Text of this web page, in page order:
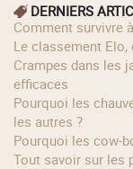
DERNIERS
Comment survivre
Le classement Elo,
Crampes dans les jambes : principales causes et solutions
efficaces
Pourquoi les chauves doivent se méfier du soleil bien plus que
les autres ?
Pourquoi les
Tout savoir sur les plaques d'immatriculation françaises et